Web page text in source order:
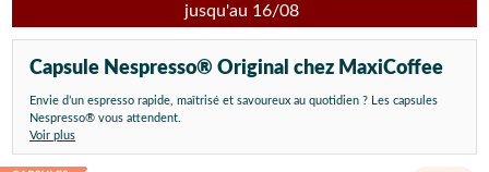
jusqu'au 16/08
Capsule Nespresso® Original chez MaxiCoffee
Envie d’un espresso rapide, maîtrisé et savoureux au quotidien ? Les capsules
Nespresso® vous attendent.
Voir plus